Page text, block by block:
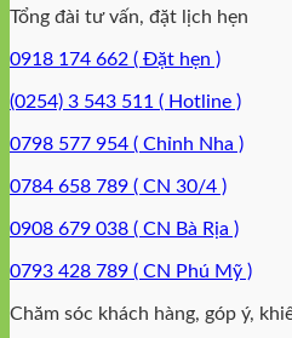
Tổng đài tư vấn, đặt lịch hẹn
0918 174 662 ( Đặt hẹn )
(0254) 3 543 511 ( Hotline )
0798 577 954 ( Chỉnh Nha )
0784 658 789 ( CN 30/4 )
0908 679 038 ( CN Bà Rịa )
0793 428 789 ( CN Phú Mỹ )
Chăm sóc khách hàng, góp ý,